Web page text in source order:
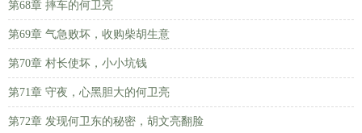
第68章 摔车的何卫亮
第69章 气急败坏，收购柴胡生意
第70章 村长使坏，小小坑钱
第71章 守夜，心黑胆大的何卫亮
第72章 发现何卫东的秘密，胡文亮翻脸